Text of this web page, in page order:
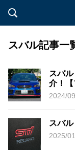
スバル記事一
スバ
介！【
2024/
スバ
2025/